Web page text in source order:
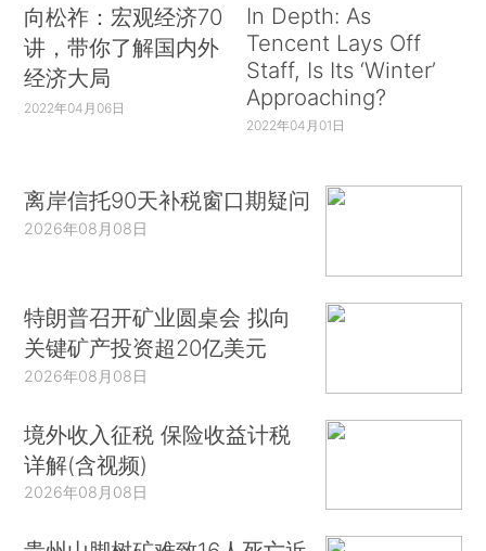
向松祚：宏观经济70
讲，带你了解国内外
经济大局
2022年04月06日
In Depth: As
Tencent Lays Off
Staff, Is Its ‘Winter’
Approaching?
2022年04月01日
离岸信托90天补税窗口期疑问
2026年08月08日
特朗普召开矿业圆桌会 拟向
关键矿产投资超20亿美元
2026年08月08日
境外收入征税 保险收益计税
详解(含视频)
2026年08月08日